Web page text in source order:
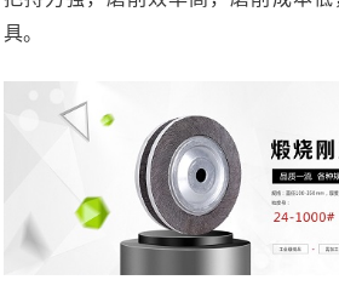
具。